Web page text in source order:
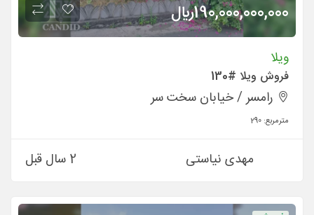
190,000,000,000ريال
ویلا
فروش ویلا #130
رامسر / خیابان سخت سر
مترمربع: 290
مهدی نیاستی 2 سال قبل